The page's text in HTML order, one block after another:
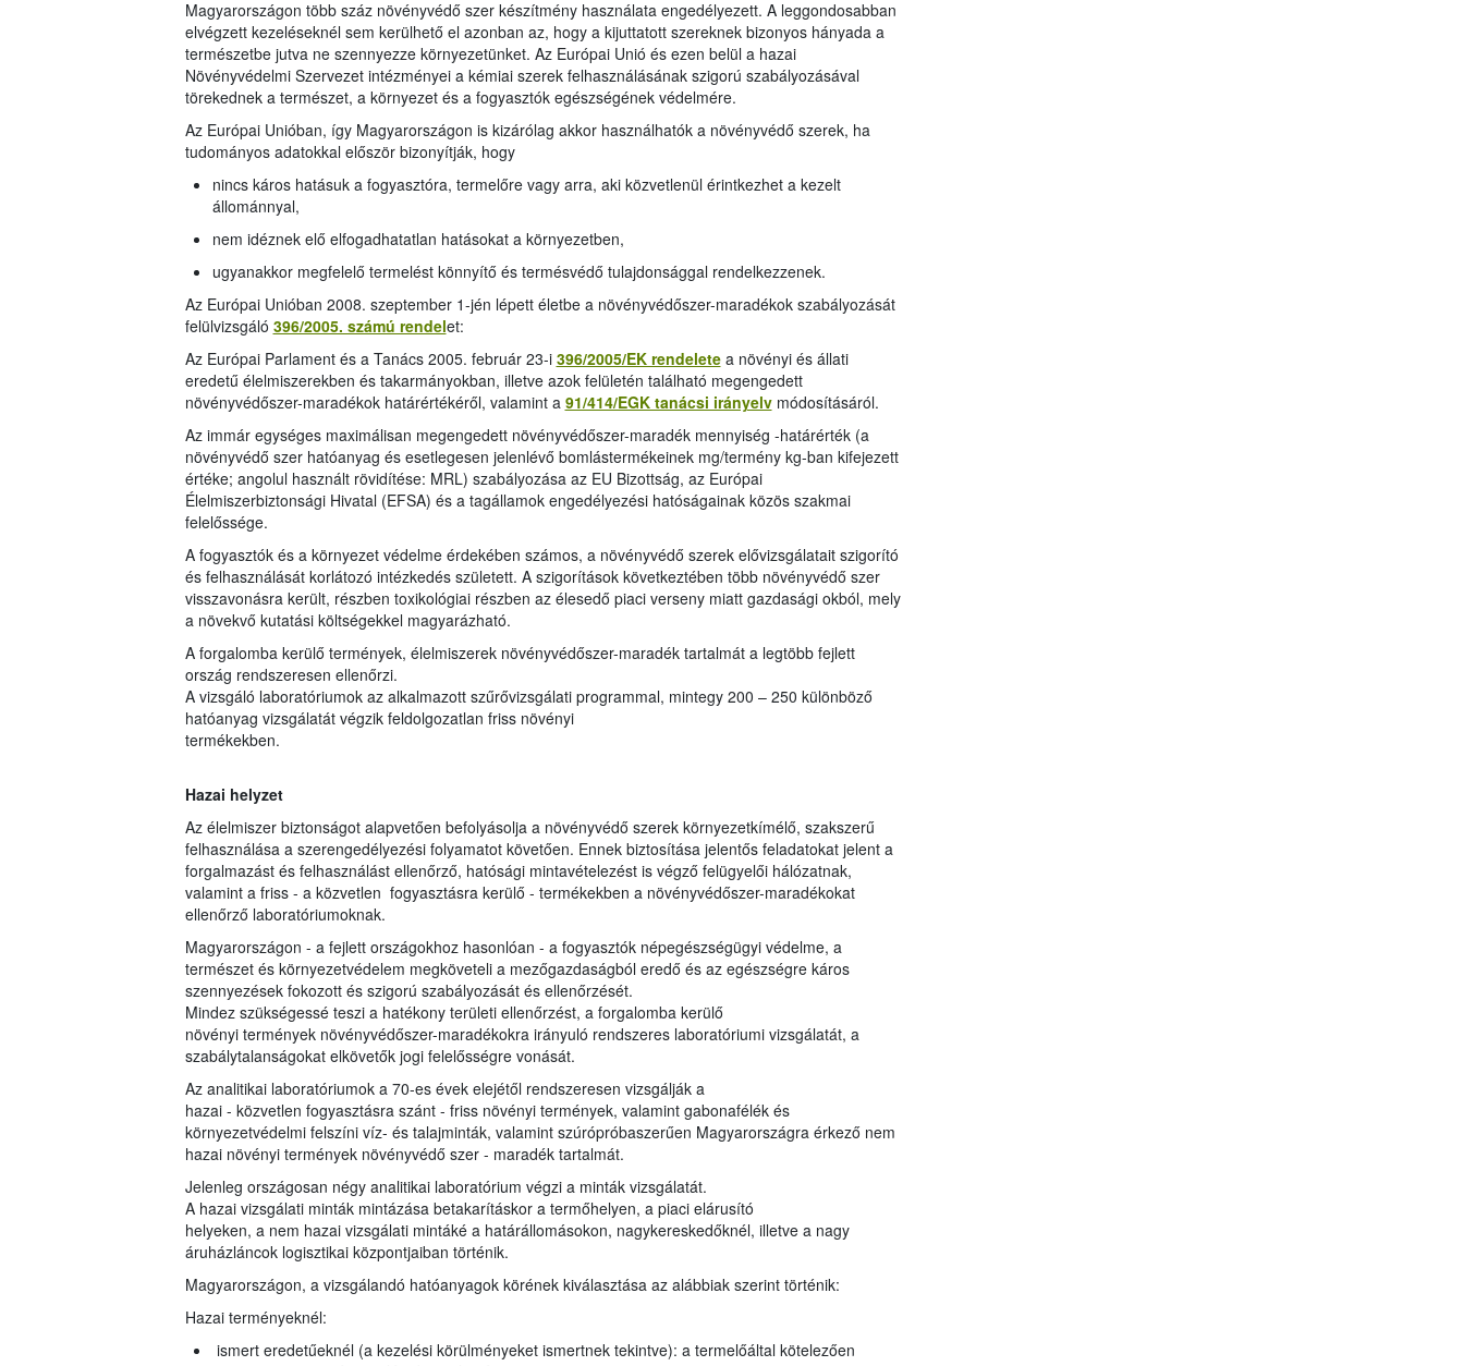
Magyarországon több száz növényvédő szer készítmény használata engedélyezett. A leggondosabban
elvégzett kezeléseknél sem kerülhető el azonban az, hogy a kijuttatott szereknek bizonyos hányada a
természetbe jutva ne szennyezze környezetünket. Az Európai Unió és ezen belül a hazai
Növényvédelmi Szervezet intézményei a kémiai szerek felhasználásának szigorú szabályozásával
törekednek a természet, a környezet és a fogyasztók egészségének védelmére.
Az Európai Unióban, így Magyarországon is kizárólag akkor használhatók a növényvédő szerek, ha
tudományos adatokkal először bizonyítják, hogy
nincs káros hatásuk a fogyasztóra, termelőre vagy arra, aki közvetlenül érintkezhet a kezelt
állománnyal,
nem idéznek elő elfogadhatatlan hatásokat a környezetben,
ugyanakkor megfelelő termelést könnyítő és termésvédő tulajdonsággal rendelkezzenek.
Az Európai Unióban 2008. szeptember 1-jén lépett életbe a növényvédőszer-maradékok szabályozását
felülvizsgáló 396/2005. számú rendelet:
Az Európai Parlament és a Tanács 2005. február 23-i 396/2005/EK rendeletea növényi és állati
eredetű élelmiszerekben és takarmányokban, illetve azok felületén található megengedett
növényvédőszer-maradékok határértékéről, valamint a 91/414/EGK tanácsi irányelvmódosításáról.
Az immár egységes maximálisan megengedett növényvédőszer-maradék mennyiség -határérték (a
növényvédő szer hatóanyag és esetlegesen jelenlévő bomlástermékeinek mg/termény kg-ban kifejezett
értéke; angolul használt rövidítése: MRL) szabályozása az EU Bizottság, az Európai
Élelmiszerbiztonsági Hivatal (EFSA) és a tagállamok engedélyezési hatóságainak közös szakmai
felelőssége.
A fogyasztók és a környezet védelme érdekében számos, a növényvédő szerek elővizsgálatait szigorító
és felhasználását korlátozó intézkedés született. A szigorítások következtében több növényvédő szer
visszavonásra került, részben toxikológiai részben az élesedő piaci verseny miatt gazdasági okból, mely
a növekvő kutatási költségekkel magyarázható.
A forgalomba kerülő termények, élelmiszerek növényvédőszer-maradék tartalmát a legtöbb fejlett
ország rendszeresen ellenőrzi.
A vizsgáló laboratóriumok az alkalmazott szűrővizsgálati programmal, mintegy 200 – 250 különböző
hatóanyag vizsgálatát végzik feldolgozatlan friss növényi
termékekben.
Hazai helyzet
Az élelmiszer biztonságot alapvetően befolyásolja a növényvédő szerek környezetkímélő, szakszerű
felhasználása a szerengedélyezési folyamatot követően. Ennek biztosítása jelentős feladatokat jelent a
forgalmazást és felhasználást ellenőrző, hatósági mintavételezést is végző felügyelői hálózatnak,
valamint a friss - a közvetlen fogyasztásra kerülő - termékekben a növényvédőszer-maradékokat
ellenőrző laboratóriumoknak.
Magyarországon - a fejlett országokhoz hasonlóan - a fogyasztók népegészségügyi védelme, a
természet és környezetvédelem megköveteli a mezőgazdaságból eredő és az egészségre káros
szennyezések fokozott és szigorú szabályozását és ellenőrzését.
Mindez szükségessé teszi a hatékony területi ellenőrzést, a forgalomba kerülő
növényi termények növényvédőszer-maradékokra irányuló rendszeres laboratóriumi vizsgálatát, a
szabálytalanságokat elkövetők jogi felelősségre vonását.
Az analitikai laboratóriumok a 70-es évek elejétől rendszeresen vizsgálják a
hazai - közvetlen fogyasztásra szánt - friss növényi termények, valamint gabonafélék és
környezetvédelmi felszíni víz- és talajminták, valamint szúrópróbaszerűen Magyarországra érkező nem
hazai növényi termények növényvédő szer - maradék tartalmát.
Jelenleg országosan négy analitikai laboratórium végzi a minták vizsgálatát.
A hazai vizsgálati minták mintázása betakarításkor a termőhelyen, a piaci elárusító
helyeken, a nem hazai vizsgálati mintáké a határállomásokon, nagykereskedőknél, illetve a nagy
áruházláncok logisztikai központjaiban történik.
Magyarországon, a vizsgálandó hatóanyagok körének kiválasztása az alábbiak szerint történik:
Hazai terményeknél:
ismert eredetűeknél (a kezelési körülményeket ismertnek tekintve): a termelőáltal kötelezően